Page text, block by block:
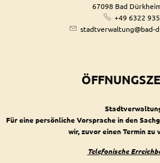
67098 Bad
+49 6322
stadtverwaltung@bad-
Für eine persönliche Vorsprache in den
wir, zuvor einen Termin zu
Telefonische